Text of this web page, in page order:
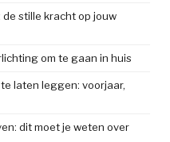
stille kracht op jouw
om te gaan in huis
laten leggen: voorjaar,
dit moet je weten over